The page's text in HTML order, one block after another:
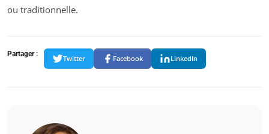
ou traditionnelle.
Partager :
Twitter Facebook LinkedIn